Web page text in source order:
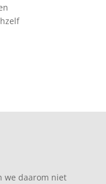
we daarom niet